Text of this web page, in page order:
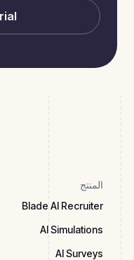
المنتج
Blade AI Recruiter
AI Simulations
AI Surveys